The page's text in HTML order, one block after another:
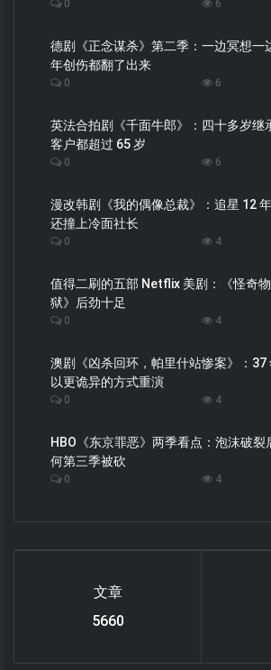
0 6
德剧《正念谋杀》第二季：一边冥想一
年创伤都翻了出来
0 6
英法合拍剧《千面牛郎》：四十多岁继
客户都超过 65 岁
0 6
漫改韩剧《我的偶像总裁》：追星 12
还撞上冷面社长
0 4
值得二刷的五部 Netflix 美剧：《怪奇
狱》后劲十足
0 4
澳剧《凶杀回环，帕里什站惨案》：37
以更诡异的方式重演
0 4
HBO《东京罪恶》两季看点：泡沫破裂
何第三季被砍
0 4
文章
6220